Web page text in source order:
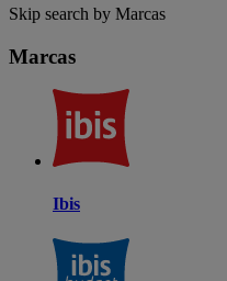
Skip search by Marcas
Marcas
Ibis